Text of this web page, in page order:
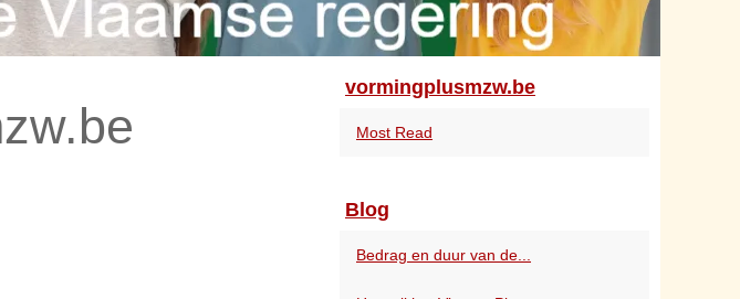
vormingplusmzw.be
Most Read
Blog
Bedrag en duur van de...